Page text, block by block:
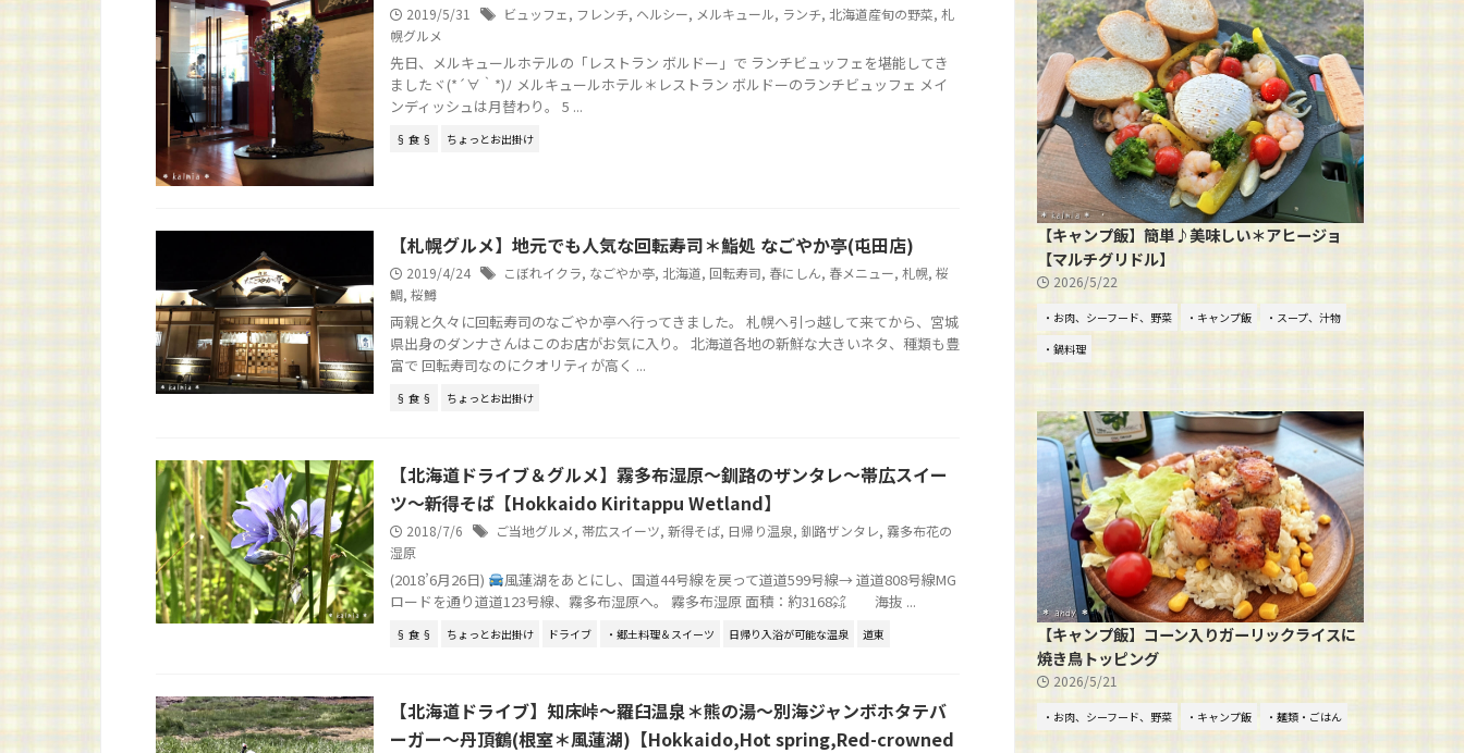
2019/5/31 ビュッフェ , フレンチ, ヘルシー, メルキュール, ランチ, 北海道産旬の野菜, 札
幌グルメ
先日、メルキュールホテルの「レストラン ボルドー」で ランチビュッフェを堪能してき
ましたヾ(*´∀｀*)ﾉ メルキュールホテル＊レストラン ボルドーのランチビュッフェ メイ
ンディッシュは月替わり。 5 ...
§ 食 § ちょっとお出掛け
【札幌グルメ】地元でも人気な回転寿司＊鮨処 なごやか亭(屯田店)
2019/4/24 こぼれイクラ, なごやか亭, 北海道, 回転寿司, 春にしん, 春メニュー, 札幌, 桜
鯛, 桜鱒
両親と久々に回転寿司のなごやか亭へ行ってきました。 札幌へ引っ越して来てから、宮城
県出身のダンナさんはこのお店がお気に入り。 北海道各地の新鮮な大きいネタ、種類も豊
富で 回転寿司なのにクオリティが高く ...
§ 食 § ちょっとお出掛け
【北海道ドライブ＆グルメ】霧多布湿原～釧路のザンタレ～帯広スイー
ツ～新得そば【Hokkaido Kiritappu Wetland】
2018/7/6 ご当地グルメ, 帯広スイーツ, 新得そば, 日帰り温泉, 釧路ザンタレ, 霧多布花の
湿原
(2018’6月26日)
風蓮湖をあとにし、国道44号線を戻って道道599号線→ 道道808号線MG
ロードを通り道道123号線、霧多布湿原へ。 霧多布湿原 面積：約3168㌶ 海抜 ...
§ 食 § ちょっとお出掛け ドライブ ・郷土料理＆スイーツ 日帰り入浴が可能な温泉 道東
【北海道ドライブ】知床峠～羅臼温泉＊熊の湯～別海ジャンボホタテバ
ーガー～丹頂鶴(根室＊風蓮湖)【Hokkaido,Hot spring,Red-crowned
【キャンプ飯】簡単♪美味しい＊アヒージョ
【マルチグリドル】
2026/5/22
・お肉、シーフード、野菜 ・キャンプ飯
・スープ、汁物
・鍋料理
【キャンプ飯】コーン入りガーリックライスに
焼き鳥トッピング
2026/5/21
・お肉、シーフード、野菜 ・キャンプ飯 ・麺類・ごはん